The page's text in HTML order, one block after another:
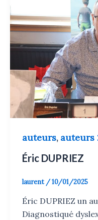
auteurs, auteurs
Éric DUPRIEZ
laurent /10/01/2025
Éric DUPRIEZ un
Diagnostiqué